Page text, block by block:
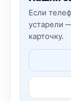
Если
устарели
карточку.